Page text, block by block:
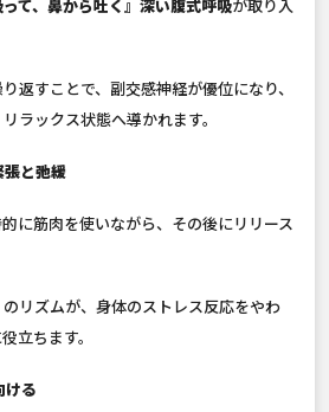
って、鼻から吐く』深い腹式呼吸が取り入
返すことで、副交感神経が優位になり、
ラックス状態へ導かれます。
張と弛緩
に筋肉を使いながら、その後にリリース
のリズムが、身体のストレス反応をやわ
立ちます。
ける